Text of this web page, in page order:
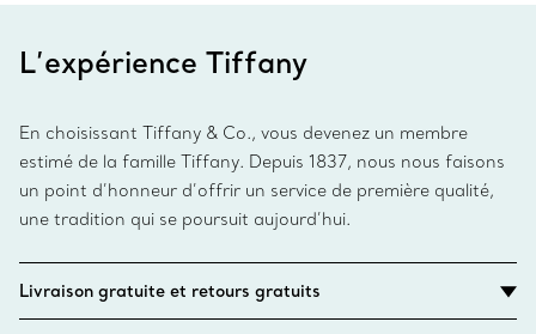
L’expérience Tiffany
En choisissant Tiffany & Co., vous devenez un membre
estimé de la famille Tiffany. Depuis 1837, nous nous faisons
un point d’honneur d’offrir un service de première qualité,
une tradition qui se poursuit aujourd’hui.
Livraison gratuite et retours gratuits